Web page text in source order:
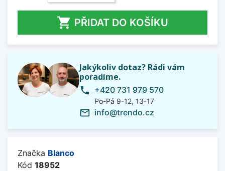
 PŘIDAT DO KOŠÍKU
Jakýkoliv dotaz? Rádi vám
poradíme.
phone +420 731 979 570
Po-Pá 9-12, 13-17
mail_outline info@trendo.cz
Značka Blanco
Kód 18952